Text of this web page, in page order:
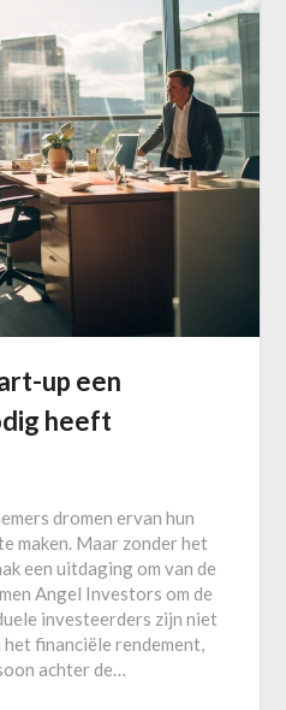
up een
heeft
dromen ervan hun
maken. Maar zonder het
een uitdaging om van de
Angel Investors om de
investeerders zijn niet
financiële rendement,
achter de…